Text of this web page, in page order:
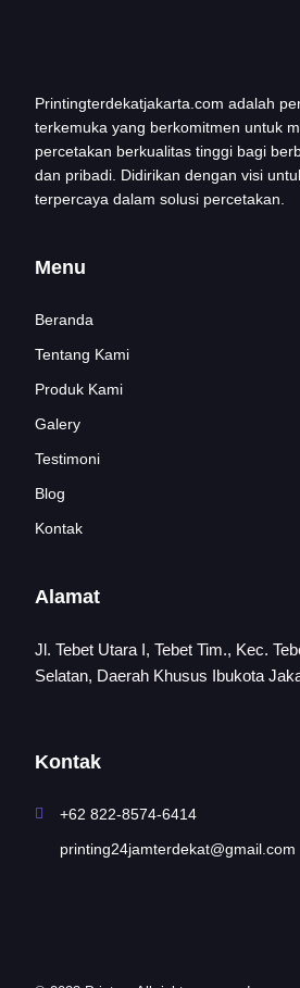
Printingterdekatjakarta.com adalah
terkemuka yang berkomitmen untuk
percetakan berkualitas tinggi bagi
dan pribadi. Didirikan dengan visi
terpercaya dalam solusi percetakan.
Menu
Beranda
Tentang Kami
Produk Kami
Galery
Testimoni
Blog
Kontak
Alamat
Jl. Tebet Utara I, Tebet Tim., Kec.
Selatan, Daerah Khusus Ibukota
Kontak
+62 822-8574-6414
printing24jamterdekat@gmail.com